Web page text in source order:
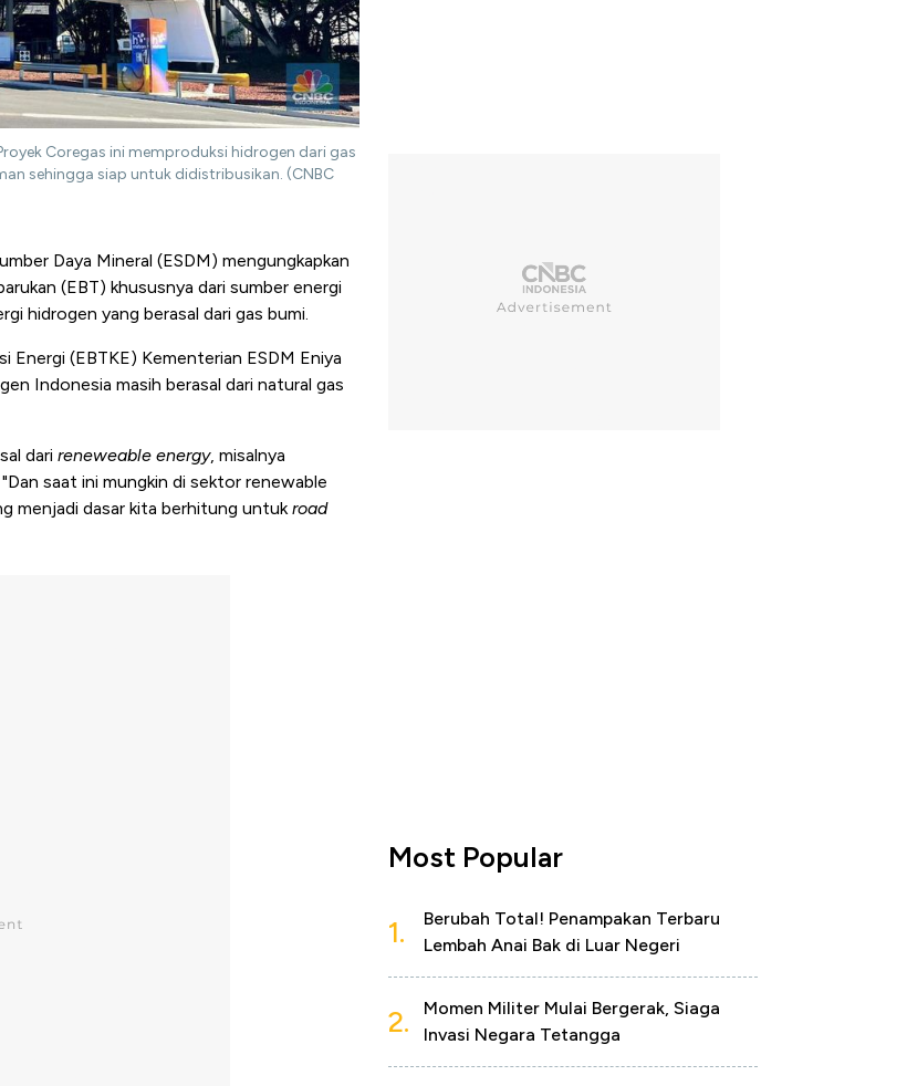
Coregas ini memproduksi hidrogen dari gas
sehingga siap untuk didistribusikan. (CNBC
Daya Mineral (ESDM) mengungkapkan
(EBT) khususnya dari sumber energi
hidrogen yang berasal dari gas bumi.
Energi (EBTKE) Kementerian ESDM Eniya
Indonesia masih berasal dari natural gas
dari reneweable energy, misalnya
saat ini mungkin di sektor renewable
menjadi dasar kita berhitung untukroad
Most Popular
1.
Berubah Total! Penampakan Terbaru
Lembah Anai Bak di Luar Negeri
2.
Momen Militer Mulai Bergerak, Siaga
Invasi Negara Tetangga